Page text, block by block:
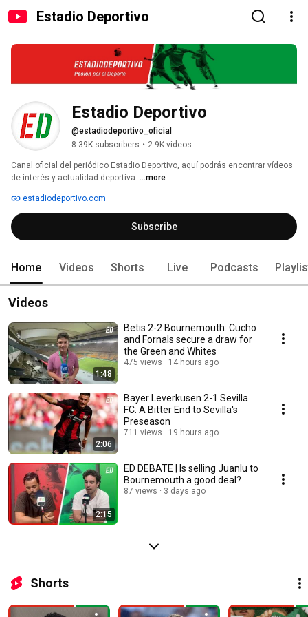
Estadio Deportivo
Estadio Deportivo
@estadiodeportivo_oficial
8.39K subscribers • 2.9K videos
Canal oficial del periódico Estadio Deportivo, aquí podrás encontrar vídeos
de interés y actualidad deportiva. ...more
estadiodeportivo.com
Subscribe
Home Videos Shorts Live Podcasts
Videos
1:48
Betis 2-2 Bournemouth: Cucho
and Fornals secure a draw for
the Green and Whites
475 views 14 hours ago
2:06
Bayer Leverkusen 2-1 Sevilla
FC: A Bitter End to Sevilla's
Preseason
711 views 19 hours ago
2:15
ED DEBATE | Is selling Juanlu to
Bournemouth a good deal?
87 views 3 days ago
Shorts